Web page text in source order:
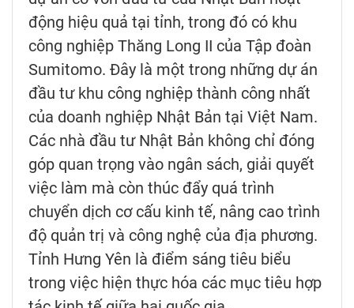
động hiệu quả tại tỉnh, trong đó có khu
công nghiệp Thăng Long II của Tập đoàn
Sumitomo. Đây là một trong những dự án
đầu tư khu công nghiệp thành công nhất
của doanh nghiệp Nhật Bản tại Việt Nam.
Các nhà đầu tư Nhật Bản không chỉ đóng
góp quan trọng vào ngân sách, giải quyết
việc làm mà còn thúc đẩy quá trình
chuyển dịch cơ cấu kinh tế, nâng cao trình
độ quản trị và công nghệ của địa phương.
Tỉnh Hưng Yên là điểm sáng tiêu biểu
trong việc hiện thực hóa các mục tiêu hợp